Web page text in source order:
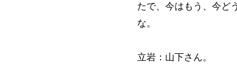
たで、今はもう、今ど
な。
立岩：山下さん。